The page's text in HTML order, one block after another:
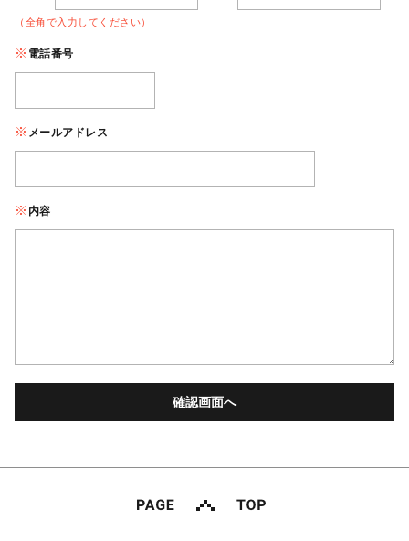
（全角で入力してください）
電話番号
メールアドレス
内容